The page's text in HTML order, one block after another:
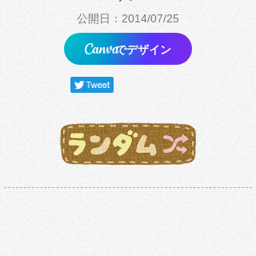
公開日：2014/07/25
でデザイン